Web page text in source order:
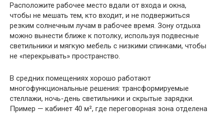
Расположите рабочее место вдали от входа и окна,
чтобы не мешать тем, кто входит, и не подвержиться
резким солнечным лучам в рабочее время. Зону отдыха
можно вынести ближе к потолку, используя подвесные
светильники и мягкую мебель с низкими спинками, чтобы
не «перекрывать» пространство.
В средних помещениях хорошо работают
многофункциональные решения: трансформируемые
стеллажи, ночь-день светильники и скрытые зарядки.
Пример — кабинет 40 м², где переговорная зона отделена